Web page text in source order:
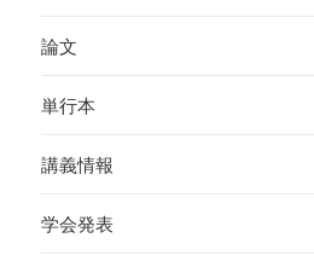
論文
単行本
講義情報
学会発表